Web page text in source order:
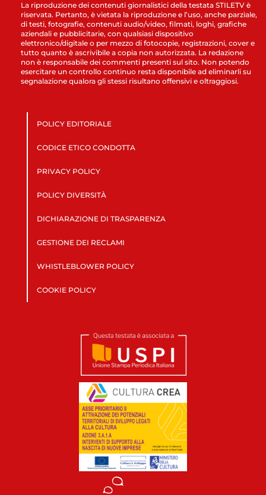
La riproduzione dei contenuti giornalistici della testata STILETV è
riservata. Pertanto, è vietata la riproduzione e l’uso, anche parziale,
di testi, fotografie, contenuti audio/video, filmati, loghi, grafiche
aziendali e pubblicitarie, con qualsiasi dispositivo
elettronico/digitale o per mezzo di fotocopie, registrazioni, cover e
tutto quanto è ascrivibile a copia non autorizzata. La redazione
non è responsabile dei commenti presenti sul sito. Non potendo
esercitare un controllo continuo resta disponibile ad eliminarli su
segnalazione qualora gli stessi risultano offensivi e oltraggiosi.
POLICY EDITORIALE
CODICE ETICO CONDOTTA
PRIVACY POLICY
POLICY DIVERSITÀ
DICHIARAZIONE DI TRASPARENZA
GESTIONE DEI RECLAMI
WHISTLEBLOWER POLICY
COOKIE POLICY